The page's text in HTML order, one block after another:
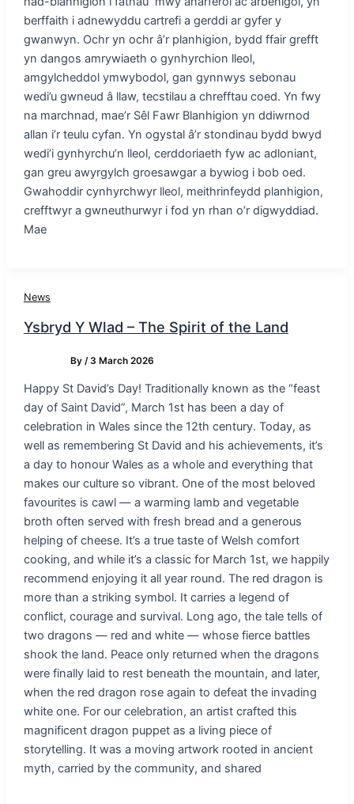
berffaith i adnewyddu cartrefi a gerddi ar gyfer y
gwanwyn. Ochr yn ochr â’r planhigion, bydd ffair grefft
yn dangos amrywiaeth o gynhyrchion lleol,
amgylcheddol ymwybodol, gan gynnwys sebonau
wedi’u gwneud â llaw, tecstilau a chrefftau coed. Yn fwy
na marchnad, mae’r Sêl Fawr Blanhigion yn ddiwrnod
allan i’r teulu cyfan. Yn ogystal â’r stondinau bydd bwyd
wedi’i gynhyrchu’n lleol, cerddoriaeth fyw ac adloniant,
gan greu awyrgylch groesawgar a bywiog i bob oed.
Gwahoddir cynhyrchwyr lleol, meithrinfeydd planhigion,
crefftwyr a gwneuthurwyr i fod yn rhan o’r digwyddiad.
Mae
News
Ysbryd Y Wlad – The Spirit of the Land
By / 3 March 2026
Happy St David’s Day! Traditionally known as the “feast
day of Saint David”, March 1st has been a day of
celebration in Wales since the 12th century. Today, as
well as remembering St David and his achievements, it’s
a day to honour Wales as a whole and everything that
makes our culture so vibrant. One of the most beloved
favourites is cawl — a warming lamb and vegetable
broth often served with fresh bread and a generous
helping of cheese. It’s a true taste of Welsh comfort
cooking, and while it’s a classic for March 1st, we happily
recommend enjoying it all year round. The red dragon is
more than a striking symbol. It carries a legend of
conflict, courage and survival. Long ago, the tale tells of
two dragons — red and white — whose fierce battles
shook the land. Peace only returned when the dragons
were finally laid to rest beneath the mountain, and later,
when the red dragon rose again to defeat the invading
white one. For our celebration, an artist crafted this
magnificent dragon puppet as a living piece of
storytelling. It was a moving artwork rooted in ancient
myth, carried by the community, and shared